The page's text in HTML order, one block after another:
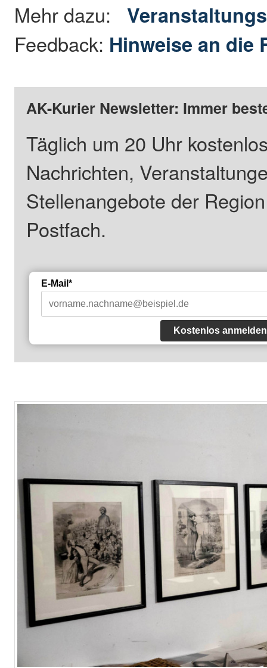
Mehr dazu:
Feedback: Hinweise an die
AK-Kurier Newsletter: Immer
Täglich um 20 Uhr
Nachrichten,
Stellenangebote der
Postfach.
E-Mail*
Kostenlos anmelden